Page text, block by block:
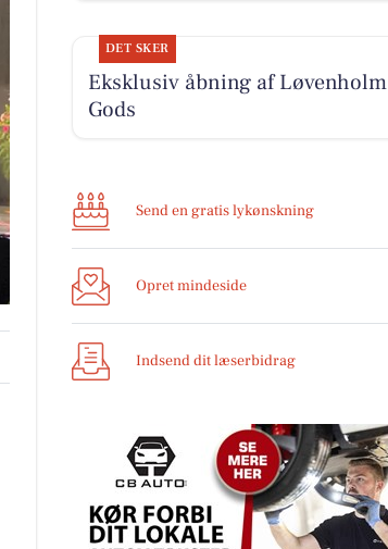
DET SKER
Eksklusiv åbning af Løvenholm
Gods
Send en gratis lykønskning
Opret mindeside
Indsend dit læserbidrag